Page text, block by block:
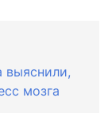
выяснили,
мозга